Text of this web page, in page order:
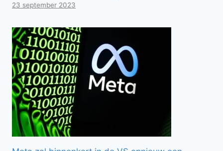
23 september 2023